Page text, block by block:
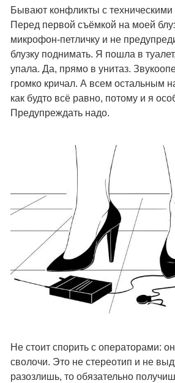
Бывают конфликты с техническими
Перед первой съёмкой на моей
микрофон-петличку и не
блузку поднимать. Я пошла в
упала. Да, прямо в унитаз.
громко кричал. А всем остальным
как будто всё равно, потому и я
Предупреждать надо.
Не стоит спорить с операторами:
сволочи. Это не стереотип и не
разозлишь, то обязательно